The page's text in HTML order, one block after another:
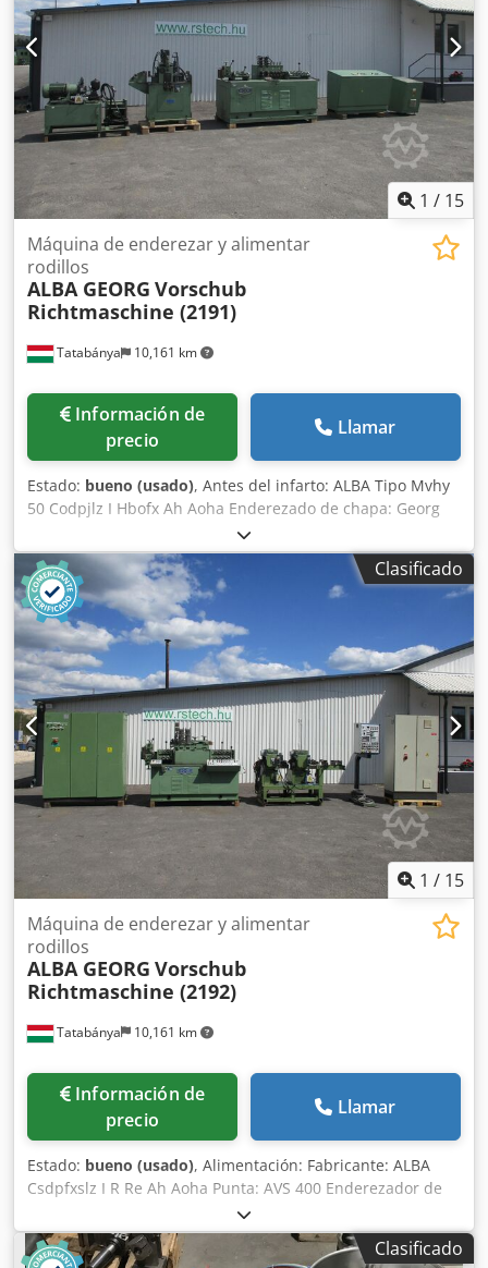
1 / 15
Tatabánya 10,161 km
Máquina de enderezar y alimentar
rodillos
ALBA GEORG Vorschub
Richtmaschine (2191)
Información de
precio
Llamar
Estado: bueno (usado), Antes del infarto: ALBA Tipo Mvhy
50 Codpjlz I Hbofx Ah Aoha Enderezado de chapa: Georg
SKB Con documentación completa
Clasificado
1 / 15
Tatabánya 10,161 km
Máquina de enderezar y alimentar
rodillos
ALBA GEORG Vorschub
Richtmaschine (2192)
Información de
precio
Llamar
Estado: bueno (usado), Alimentación: Fabricante: ALBA
Csdpfxslz I R Re Ah Aoha Punta: AVS 400 Enderezador de
correa: Fabricante. George Tipo: SBK 2 ¡¡¡Doble
enderezamiento y línea de alimentación!!! ¡Con
documentación completa!
Clasificado